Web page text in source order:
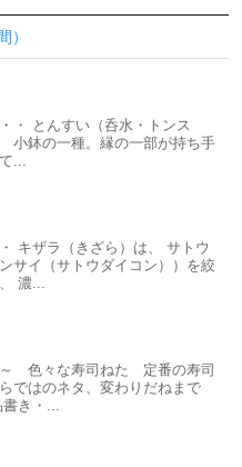
）
・ とんすい（呑水・トンス
小鉢の一種。縁の一部が持ち手
...
キザラ（きざら）は、 サトウ
サイ（サトウダイコン））を絞
濃...
色々な寿司ねた 定番の寿司
ではのネタ、変わりだねまで
書き・...